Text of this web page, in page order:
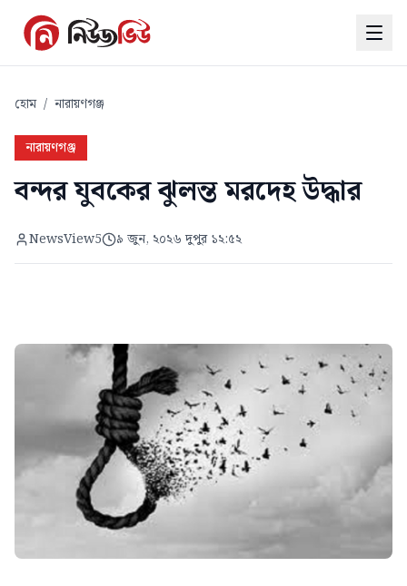
হোম / নারায়ণগঞ্জ
নারায়ণগঞ্জ
বন্দর যুবকের ঝুলন্ত মরদেহ উদ্ধার
NewsView5 ৯ জুন, ২০২৬ দুপুর ১২:৫২